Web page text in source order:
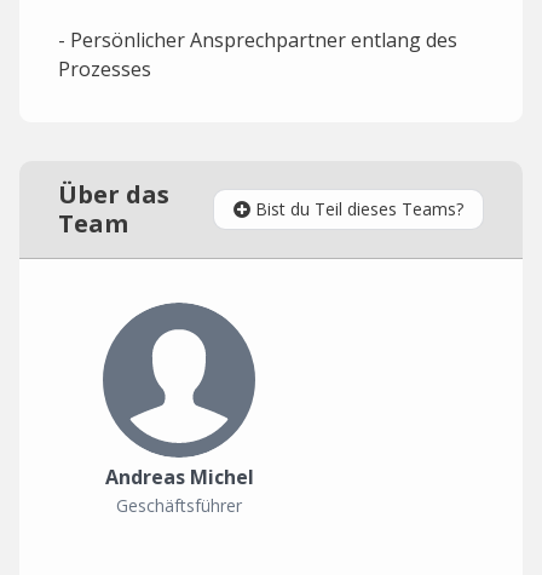
- Persönlicher Ansprechpartner entlang des
Prozesses
Über das
Team
Bist du Teil dieses Teams?
Andreas Michel
Geschäftsführer